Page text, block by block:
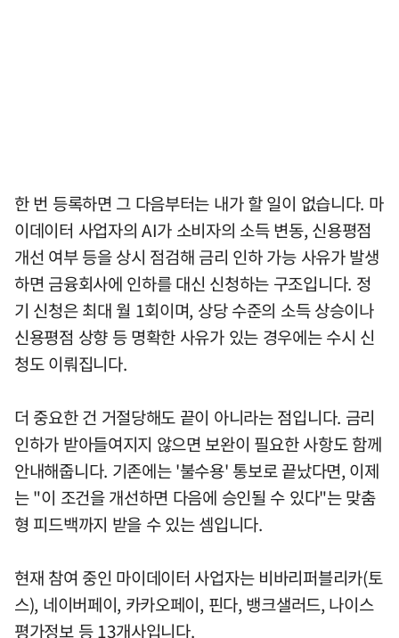
한 번 등록하면 그 다음부터는 내가 할 일이 없습니다. 마
이데이터 사업자의 AI가 소비자의 소득 변동, 신용평점
개선 여부 등을 상시 점검해 금리 인하 가능 사유가 발생
하면 금융회사에 인하를 대신 신청하는 구조입니다. 정
기 신청은 최대 월 1회이며, 상당 수준의 소득 상승이나
신용평점 상향 등 명확한 사유가 있는 경우에는 수시 신
청도 이뤄집니다.
더 중요한 건 거절당해도 끝이 아니라는 점입니다. 금리
인하가 받아들여지지 않으면 보완이 필요한 사항도 함께
안내해줍니다. 기존에는 '불수용' 통보로 끝났다면, 이제
는 "이 조건을 개선하면 다음에 승인될 수 있다"는 맞춤
형 피드백까지 받을 수 있는 셈입니다.
현재 참여 중인 마이데이터 사업자는 비바리퍼블리카(토
스), 네이버페이, 카카오페이, 핀다, 뱅크샐러드, 나이스
평가정보 등 13개사입니다.